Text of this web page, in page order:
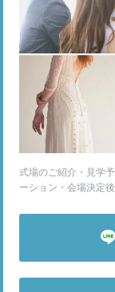
式場のご紹介・見学
ーション・会場決定